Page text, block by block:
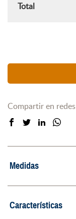
Total
Compartir en redes
Medidas
Características